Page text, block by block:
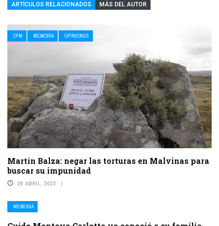
ARTÍCULOS RELACIONADOS MÁS DEL AUTOR
CPM MEMORIA OPINIONES
Martín Balza: negar las torturas en Malvinas para
buscar su impunidad
28 ABRIL, 2023
MEMORIA